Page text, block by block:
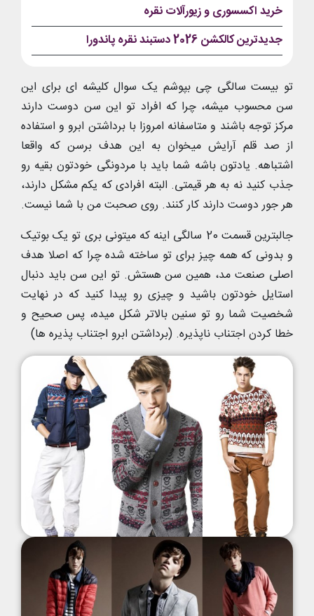
خرید اکسسوری و زیورآلات نقره
جدیدترین کالکشن 2026 دستبند نقره پاندورا
تو بیست سالگی چی بپوشم یک سوال کلیشه ای برای این
سن محسوب میشه، چرا که افراد تو این سن دوست دارند
مرکز توجه باشند و متاسفانه امروزا با برداشتن ابرو و استفاده
از صد قلم آرایش میخوان به این هدف برسن که واقعا
اشتباهه. یادتون باشه شما باید با مردونگی خودتون بقیه رو
جذب کنید نه به هر قیمتی. البته افرادی که یکم مشکل دارند،
هر جور دوست دارند کار کنند. روی صحبت من با شما نیست.
جالبترین قسمت 20 سالگی اینه که میتونی بری تو یک بوتیک
و بدونی که همه چیز برای تو ساخته شده چرا که اصلا هدف
اصلی صنعت مد، همین سن هستش. تو این سن باید دنبال
استایل خودتون باشید و چیزی رو پیدا کنید که در نهایت
شخصیت شما رو تو سنین بالاتر شکل میده، پس صحیح و
خطا کردن اجتناب ناپذیره. (برداشتن ابرو اجتناب پذیره ها)